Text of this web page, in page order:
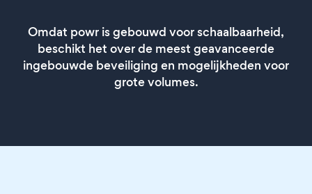
Omdat powr is gebouwd voor schaalbaarheid,
beschikt het over de meest geavanceerde
ingebouwde beveiliging en mogelijkheden voor
grote volumes.